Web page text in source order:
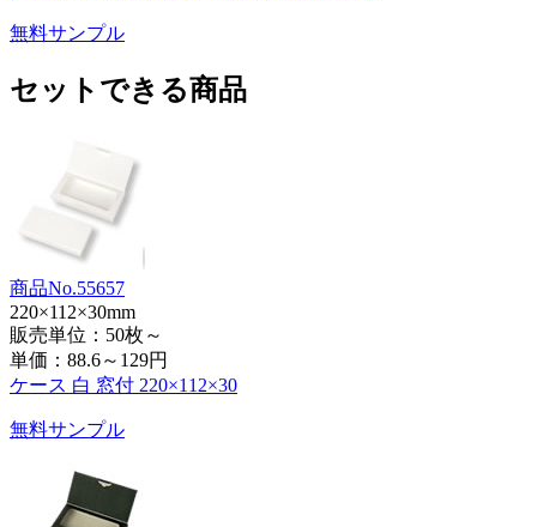
無料サンプル
セットできる商品
商品No.55657
220×112×30mm
販売単位：50枚～
単価： 88.6～129円
ケース 白 窓付 220×112×30
無料サンプル